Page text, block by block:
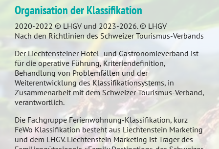
Organisation der Klassifikation
2020-2022 © LHGV und 2023-2026. © LHGV
Nach den Richtlinien des Schweizer Tourismus-Verbands
Der Liechtensteiner Hotel- und Gastronomieverband ist
für die operative Führung, Kriteriendefinition,
Behandlung von Problemfällen und der
Weiterentwicklung des Klassifikationsystems, in
Zusammenarbeit mit dem Schweizer Tourismus-Verband,
verantwortlich.
Die Fachgruppe Ferienwohnung-Klassifikation, kurz
FeWo Klassifikation besteht aus Liechtenstein Marketing
und dem LHGV. Liechtenstein Marketing ist Träger des